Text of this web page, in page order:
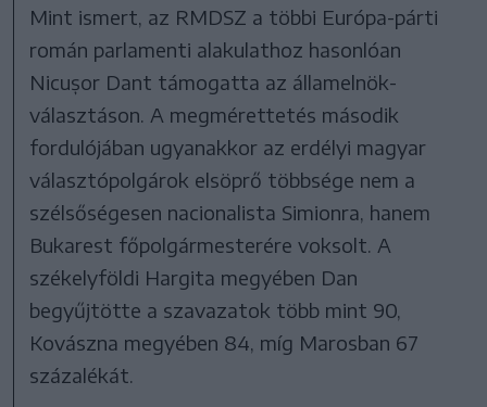
Mint ismert, az RMDSZ a többi Európa-párti
román parlamenti alakulathoz hasonlóan
Nicușor Dant támogatta az államelnök-
választáson. A megmérettetés második
fordulójában ugyanakkor az erdélyi magyar
választópolgárok elsöprő többsége nem a
szélsőségesen nacionalista Simionra, hanem
Bukarest főpolgármesterére voksolt. A
székelyföldi Hargita megyében Dan
begyűjtötte a szavazatok több mint 90,
Kovászna megyében 84, míg Marosban 67
százalékát.